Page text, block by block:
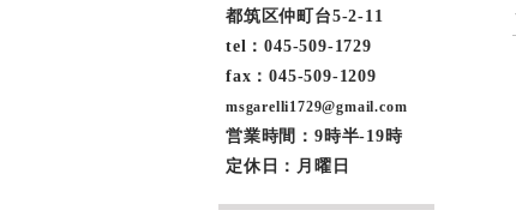
都筑区仲町台5-2-11
tel：045-509-1729
fax：045-509-1209
msgarelli1729@gmail.com
営業時間：9時半-19時
定休日：月曜日